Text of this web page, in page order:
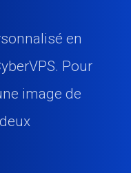
en
Pour
image de